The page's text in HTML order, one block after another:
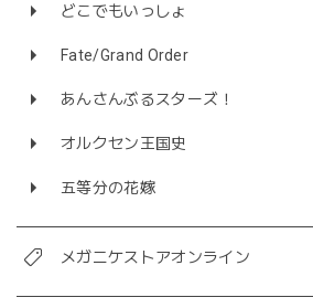
どこでもいっしょ
Fate/Grand Order
あんさんぶるスターズ！
オルクセン王国史
五等分の花嫁
メガニケストアオンライン